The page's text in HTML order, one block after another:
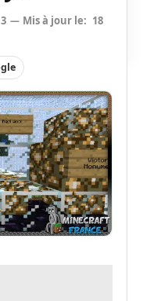
Mis à jour le: 18